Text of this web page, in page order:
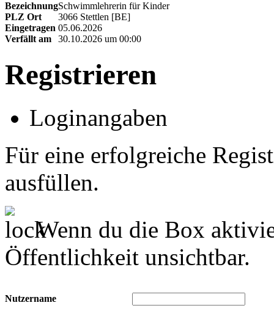
BezeichnungSchwimmlehrerin für Kinder
PLZ Ort
3066 Stettlen [BE]
Eingetragen 05.06.2026
Verfällt am
30.10.2026 um 00:00
Registrieren
Loginangaben
Für eine erfolgreiche
ausfüllen.
Wenn du die Box
Öffentlichkeit unsichtbar.
Nutzername